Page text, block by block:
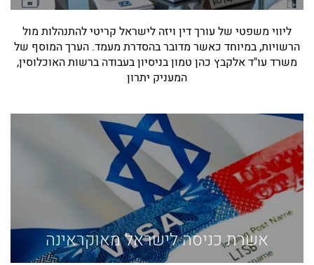
ליווי משפטי של עורך דין ויזה לישראל קריטי להתנהלות מול
הרשויות, במיוחד כאשר מדובר בהסדרת מעמד. הערך המוסף של
משרד עו"ד אלקבץ כהן טמון בניסיון בעבודה ברשות האוכלוסין,
המעניק יתרון
אשרת כניסה לישראל מאוקראינה